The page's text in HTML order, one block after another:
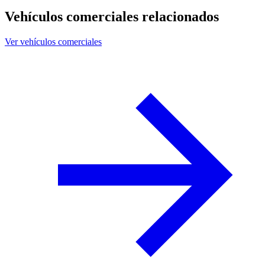
Vehículos comerciales relacionados
Ver vehículos comerciales